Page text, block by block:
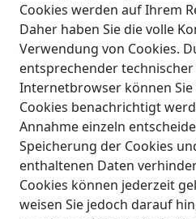
Cookies werden auf Ihrem
Daher haben Sie die volle
Verwendung von Cookies.
entsprechender
Internetbrowser können Sie
Cookies benachrichtigt
Annahme einzeln
Speicherung der Cookies
enthaltenen Daten
Cookies können jederzeit
weisen Sie jedoch darauf